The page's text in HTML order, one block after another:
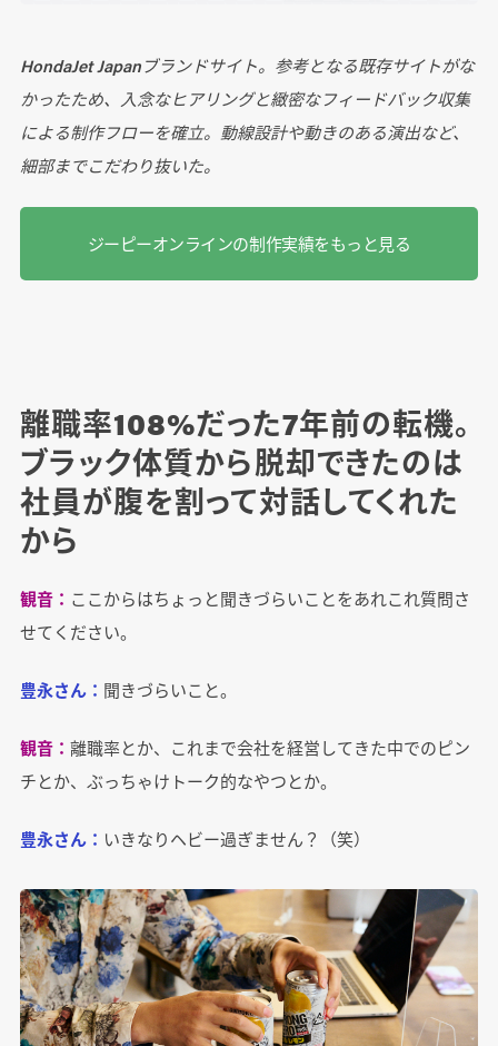
HondaJet Japanブランドサイト。参考となる既存サイトがな
かったため、入念なヒアリングと緻密なフィードバック収集
による制作フローを確立。動線設計や動きのある演出など、
細部までこだわり抜いた。
ジーピーオンラインの制作実績をもっと見る
離職率108%だった7年前の転機。
ブラック体質から脱却できたのは
社員が腹を割って対話してくれた
から
観音： ここからはちょっと聞きづらいことをあれこれ質問さ
せてください。
豊永さん： 聞きづらいこと。
観音： 離職率とか、これまで会社を経営してきた中でのピン
チとか、ぶっちゃけトーク的なやつとか。
豊永さん： いきなりヘビー過ぎません？（笑）